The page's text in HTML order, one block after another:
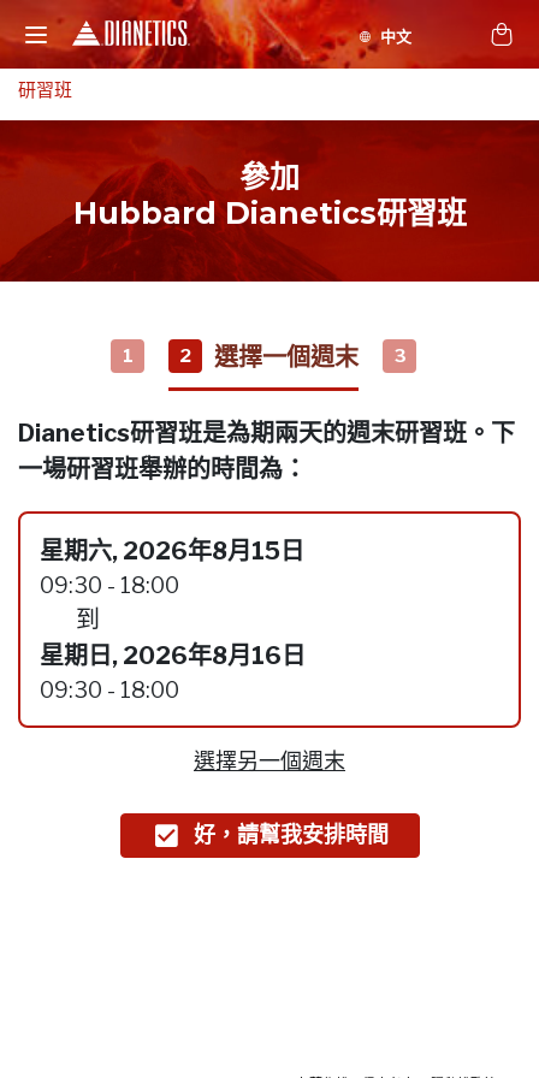
研習班
參加
Hubbard Dianetics研習班
1 2 選擇一個週末 3
Dianetics研習班是為期兩天的週末研習班。下
一場研習班舉辦的時間為：
星期六, 2026年8月15日
09:30 - 18:00
到
星期日, 2026年8月16日
09:30 - 18:00
選擇另一個週末
好，請幫我安排時間